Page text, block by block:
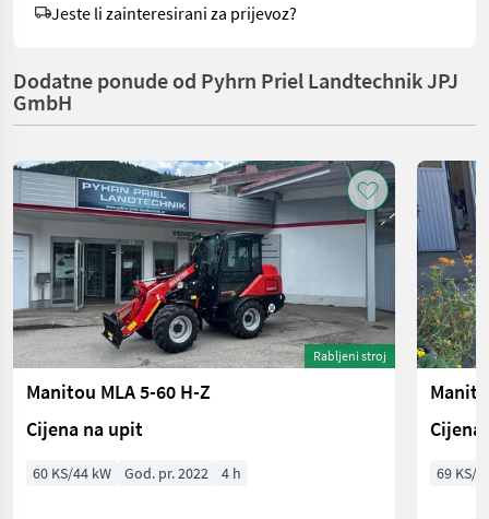
Jeste li zainteresirani za prijevoz?
Dodatne ponude od Pyhrn Priel Landtechnik JPJ
GmbH
Rabljeni stroj
Manitou MLA 5-60 H-Z
Cijena na upit
60 KS/44 kW God. pr. 2022 4 h 69 KS/